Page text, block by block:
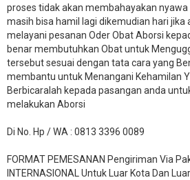
proses tidak akan membahayakan
masih bisa hamil lagi dikemudian hari jika
melayani pesanan Oder Obat Aborsi
benar membutuhkan Obat untuk
tersebut sesuai dengan tata cara yang
membantu untuk Menangani Kehamilan
Berbicaralah kepada pasangan anda
melakukan Aborsi
Di No. Hp / WA : 0813 3396 0089
FORMAT PEMESANAN Pengiriman Via
INTERNASIONAL Untuk Luar Kota Dan